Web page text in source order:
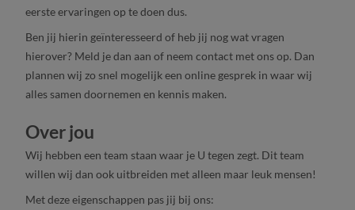
eerste ervaringen op te doen dus.
Ben jij hierin geïnteresseerd of heb jij nog wat vragen
hierover? Meld je dan aan of neem contact met ons op. Dan
plannen wij zo snel mogelijk een online gesprek in waar wij
alles samen doornemen en kennis maken.
Over jou
Wij hebben een team staan waar je U tegen zegt. Dit team
willen wij dan ook uitbreiden met alleen maar leuk mensen!
Met deze eigenschappen pas jij bij ons: